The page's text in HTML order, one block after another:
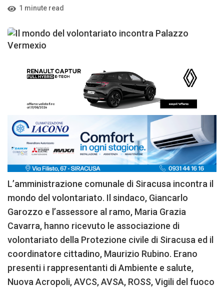
1 minute read
L’amministrazione comunale di Siracusa incontra il
mondo del volontariato. Il sindaco, Giancarlo
Garozzo e l’assessore al ramo, Maria Grazia
Cavarra, hanno ricevuto le associazione di
volontariato della Protezione civile di Siracusa ed il
coordinatore cittadino, Maurizio Rubino. Erano
presenti i rappresentanti di Ambiente e salute,
Nuova Acropoli, AVCS, AVSA, ROSS, Vigili del fuoco